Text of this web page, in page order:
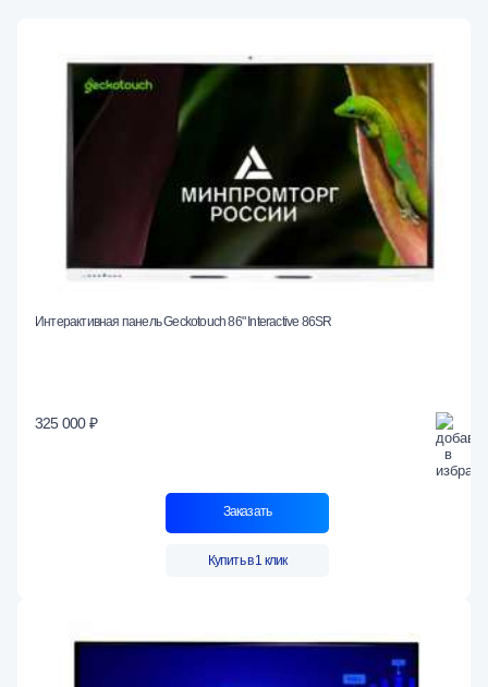
Интерактивная панель Geckotouch 86" Interactive 86SR
325 000 ₽
Заказать
Купить в 1 клик